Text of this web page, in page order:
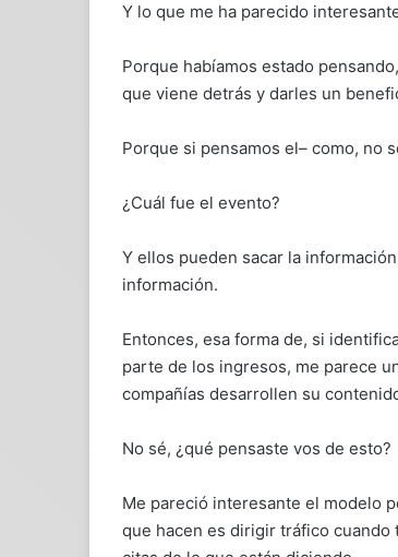
Y lo que me ha parecido
Porque habíamos estado
que viene detrás y darles un
Porque si pensamos el– como, no
¿Cuál fue el evento?
Y ellos pueden sacar la
información.
Entonces, esa forma de, si
parte de los ingresos, me parece
compañías desarrollen su
No sé, ¿qué pensaste vos de esto?
Me pareció interesante el modelo
que hacen es dirigir tráfico